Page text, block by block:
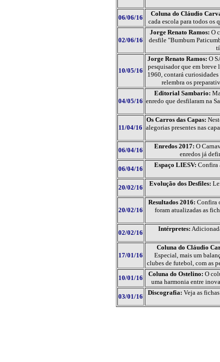
06/06/16
Coluna do Cláudio
cada escola para todos os
02/06/16
Jorge Renato Ramos: O
desfile "Bumbum
10/05/16
Jorge Renato Ramos: O
pesquisador que em
1960, contará
relembra os
04/05/16
Editorial Sambario:
enredo que desfilaram na
11/04/16
Os Carros das Capas:
alegorias presentes nas
06/04/16
Enredos 2017: O
enredos já
06/04/16
Espaço LIESV: Confira
20/02/16
Evolução dos Desfiles:
20/02/16
Resultados 2016: Confira
foram atualizadas as
02/02/16
Intérpretes:
17/01/16
Coluna do Cláudio
Especial, mais um
clubes de futebol, com as
10/01/16
Coluna do Ostelino: O
uma harmonia entre
03/01/16
Discografia: Veja as